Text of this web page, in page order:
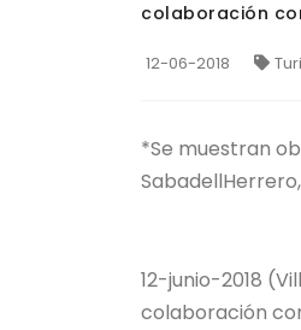
colaboración
12-06-2018
*Se muestran
12-junio-2018
colaboración